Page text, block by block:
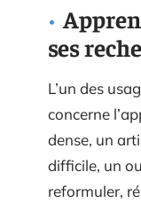
ses
L’un des
concerne
dense, un
difficile, un
reformuler,